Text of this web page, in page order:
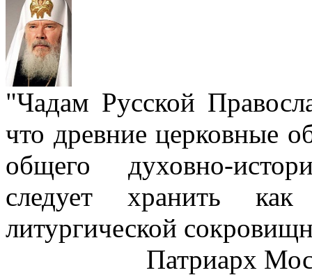
"Чадам Русской
что древние церковные
общего духовно-
следует хранить
литургической
Патриарх